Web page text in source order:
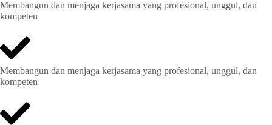
Membangun dan menjaga kerjasama yang profesional, unggul, dan
kompeten
Membangun dan menjaga kerjasama yang profesional, unggul, dan
kompeten